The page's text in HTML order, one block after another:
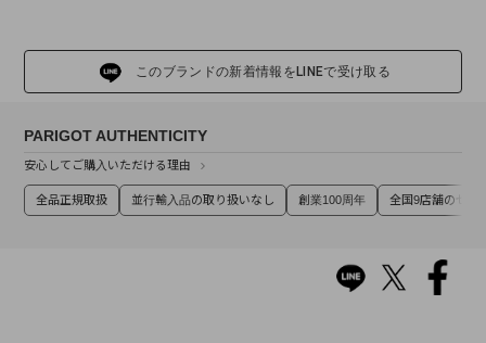
このブランドの新着情報をLINEで受け取る
PARIGOT AUTHENTICITY
安心してご購入いただける理由
全品正規取扱 並行輸入品の取り扱いなし 創業100周年 全国9店舗のセレ